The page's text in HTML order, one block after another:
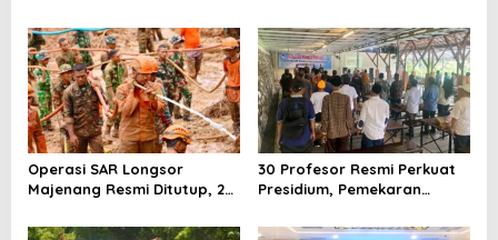
Dukungan Urus Berkas ke
Provinsi
Negeri Brebes Rampung
Operasi SAR Longsor
Majenang Resmi Ditutup, 2
hingga Hari ke-10
30 Profesor Resmi Perkuat
Presidium, Pemekaran
Terbendung